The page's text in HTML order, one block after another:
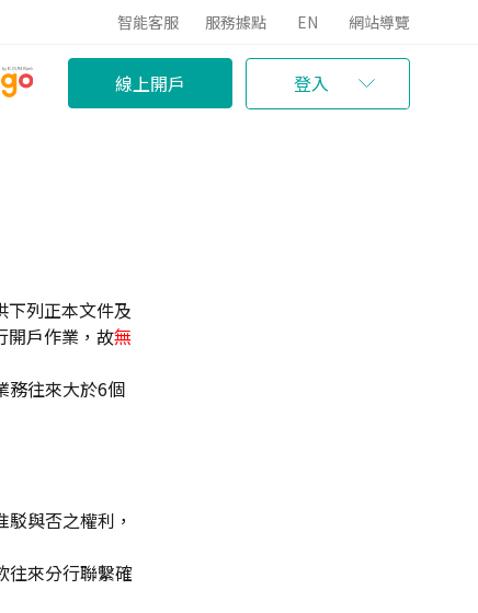
智能客服 服務據點 EN 網站導覽
線上開戶 登入
下列正本文件及
開戶作業，故無
務往來大於6個
與否之權利，
往來分行聯繫確